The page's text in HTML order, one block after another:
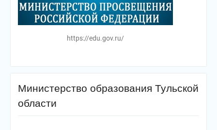
https://edu.gov.ru/
Министерство образования Тульской
области